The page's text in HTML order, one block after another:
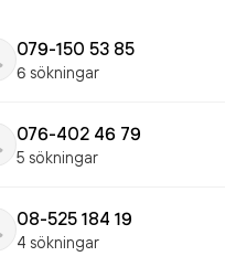
079-150 53 85
6 sökningar
076-402 46 79
5 sökningar
08-525 184 19
4 sökningar